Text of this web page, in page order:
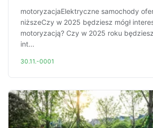
motoryzacjaElektryczne samochody
niższeCzy w 2025 będziesz mógł
motoryzacją? Czy w 2025 roku
int...
30.11.-0001